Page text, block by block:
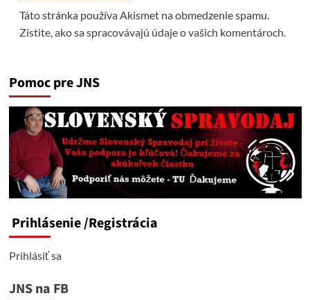
Táto stránka používa Akismet na obmedzenie spamu.
Zistite, ako sa spracovávajú údaje o vašich komentároch.
Pomoc pre JNS
Prihlásenie/Registrácia
Prihlásiť sa
JNS na FB